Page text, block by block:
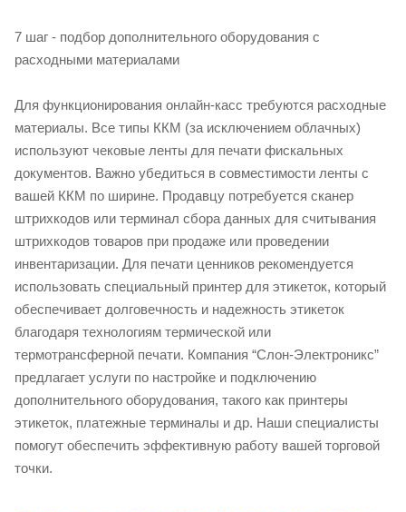
7 шаг - подбор дополнительного оборудования с
расходными материалами
Для функционирования онлайн-касс требуются расходные
материалы. Все типы ККМ (за исключением облачных)
используют чековые ленты для печати фискальных
документов. Важно убедиться в совместимости ленты с
вашей ККМ по ширине. Продавцу потребуется сканер
штрихкодов или терминал сбора данных для считывания
штрихкодов товаров при продаже или проведении
инвентаризации. Для печати ценников рекомендуется
использовать специальный принтер для этикеток, который
обеспечивает долговечность и надежность этикеток
благодаря технологиям термической или
термотрансферной печати. Компания “Слон-Электроникс”
предлагает услуги по настройке и подключению
дополнительного оборудования, такого как принтеры
этикеток, платежные терминалы и др. Наши специалисты
помогут обеспечить эффективную работу вашей торговой
точки.